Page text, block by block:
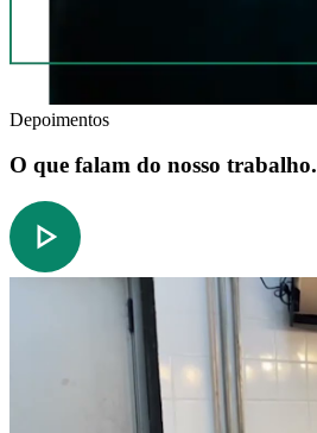
Depoimentos
O que falam do nosso trabalho.